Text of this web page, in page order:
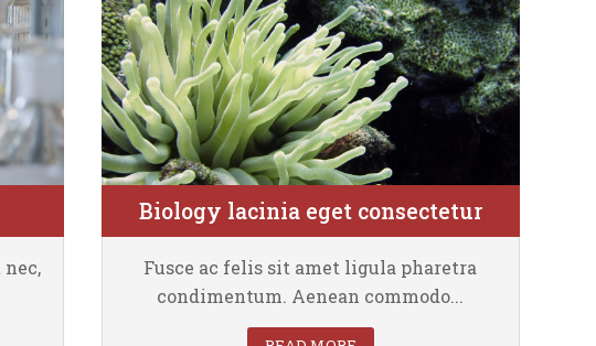
Biology lacinia eget consectetur
Faculty of Biology
Fusce ac felis sit amet ligula pharetra
condimentum. Aenean commodo...